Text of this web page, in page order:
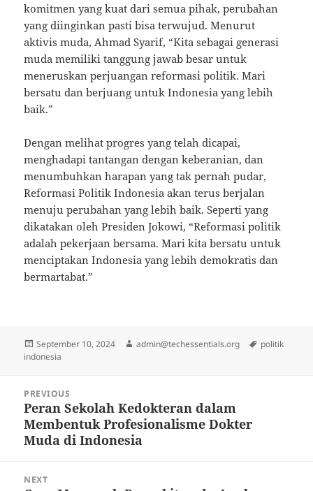
komitmen yang kuat dari semua pihak, perubahan
yang diinginkan pasti bisa terwujud. Menurut
aktivis muda, Ahmad Syarif, “Kita sebagai generasi
muda memiliki tanggung jawab besar untuk
meneruskan perjuangan reformasi politik. Mari
bersatu dan berjuang untuk Indonesia yang lebih
baik.”
Dengan melihat progres yang telah dicapai,
menghadapi tantangan dengan keberanian, dan
menumbuhkan harapan yang tak pernah pudar,
Reformasi Politik Indonesia akan terus berjalan
menuju perubahan yang lebih baik. Seperti yang
dikatakan oleh Presiden Jokowi, “Reformasi politik
adalah pekerjaan bersama. Mari kita bersatu untuk
menciptakan Indonesia yang lebih demokratis dan
bermartabat.”
Posted
on
September 10, 2024 Author
admin@techessentials.org Tags
politik
indonesia
navigation
PREVIOUS
Previous
post:
Peran Sekolah Kedokteran dalam
Membentuk Profesionalisme Dokter
Muda di Indonesia
NEXT